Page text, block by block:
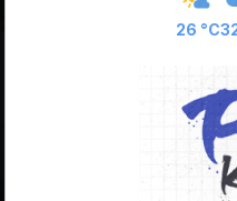
26 °C